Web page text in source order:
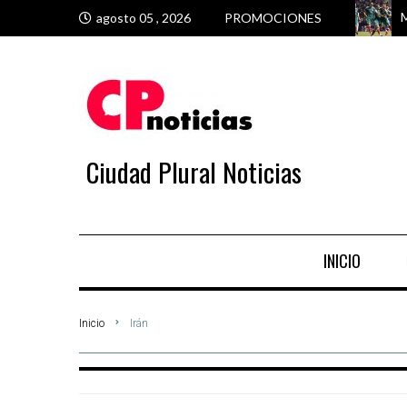
agosto 05 , 2026 PROMOCIONES
Ciudad Plural Noticias
INICIO
Inicio Irán